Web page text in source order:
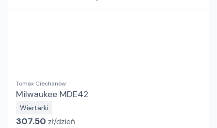
Tomax Ciechanów
Milwaukee MDE42
Wiertarki
307.50 zł/dzień